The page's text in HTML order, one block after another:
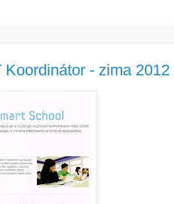
- zima 2012